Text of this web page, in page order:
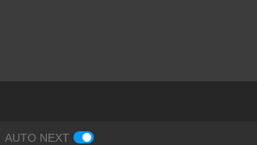
AUTO NEXT